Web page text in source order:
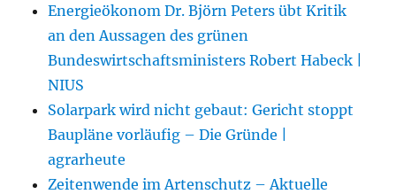
Energieökonom Dr. Björn Peters übt Kritik
an den Aussagen des grünen
Bundeswirtschaftsministers Robert Habeck |
NIUS
Solarpark wird nicht gebaut: Gericht stoppt
Baupläne vorläufig – Die Gründe |
agrarheute
Zeitenwende im Artenschutz – Aktuelle